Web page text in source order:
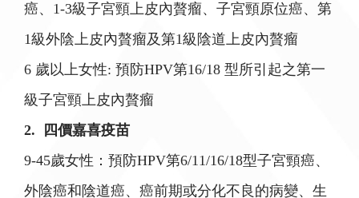
癌、1-3級子宮頸上皮內贅瘤、子宮頸原位癌、第
1級外陰上皮內贅瘤及第1級陰道上皮內贅瘤
6 歲以上女性: 預防HPV第16/18 型所引起之第一
級子宮頸上皮內贅瘤
2. 四價嘉喜疫苗
9-45歲女性：預防HPV第6/11/16/18型子宮頸癌、
外陰癌和陰道癌、癌前期或分化不良的病變、生